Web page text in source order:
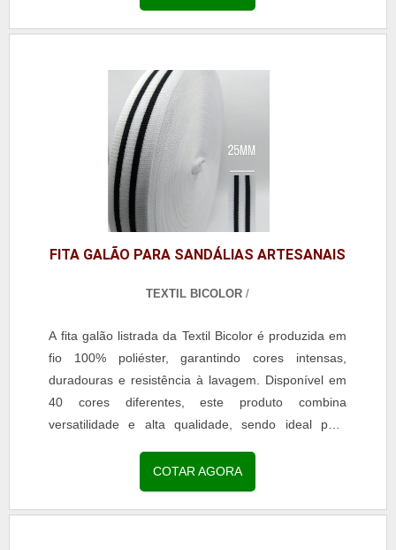
para decoração de uniformes escolares, roupas
profissionais, jeans, calças legging, reforço de gola
mochilas. A escolha pela fita galão listrada assegura
durabilidade, estética refinada e resistência,
agregando valor às criações e atendendo às
demandas de clientes exigentes.
FITA GALÃO PARA SANDÁLIAS ARTESANAIS
TEXTIL BICOLOR /
A fita galão listrada da Textil Bicolor é produzida em
fio 100% poliéster, garantindo cores intensas,
duradouras e resistência à lavagem. Disponível em
40 cores diferentes, este produto combina
versatilidade e alta qualidade, sendo ideal para
acabamento uniforme e toque macio, a fita é perfeita
para decoração de uniformes escolares, roupas
profissionais, jeans, calças legging, reforço de gola
COTAR AGORA